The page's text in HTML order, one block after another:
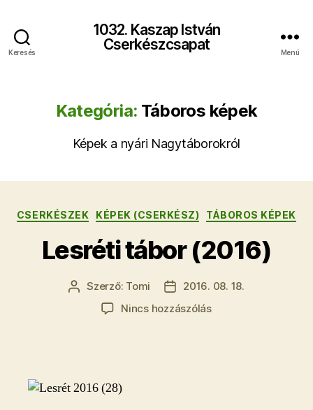
Keresés
1032. Kaszap István
Cserkészcsapat
Menü
Kategória: Táboros képek
Képek a nyári Nagytáborokról
Kategóriák
CSERKÉSZEK KÉPEK (CSERKÉSZ) TÁBOROS KÉPEK
Lesréti tábor (2016)
Bejegyzés
szerzője
Szerző: Tomi
Bejegyzés
dátuma
2016. 08. 18.
Nincs hozzászólása(z)